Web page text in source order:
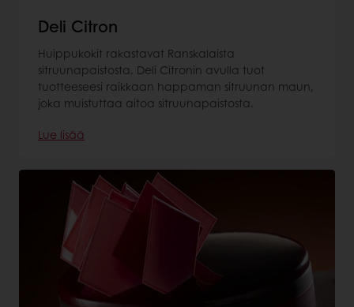
Deli Citron
Huippukokit rakastavat Ranskalaista
sitruunapaistosta. Deli Citronin avulla tuot
tuotteeseesi raikkaan happaman sitruunan maun,
joka muistuttaa aitoa sitruunapaistosta.
Lue lisää